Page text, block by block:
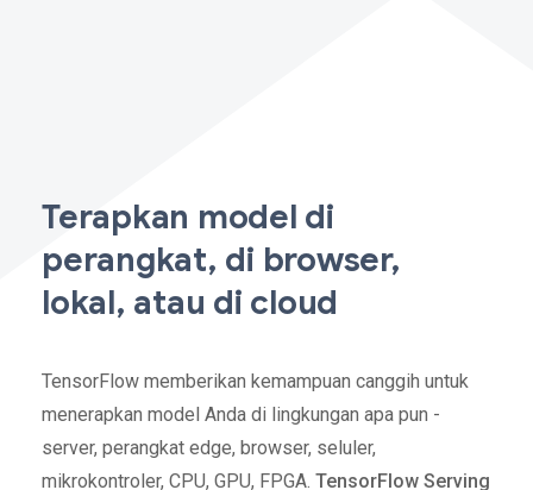
Terapkan model di
perangkat, di browser,
lokal, atau di cloud
TensorFlow memberikan kemampuan canggih untuk
menerapkan model Anda di lingkungan apa pun -
server, perangkat edge, browser, seluler,
mikrokontroler, CPU, GPU, FPGA. TensorFlow Serving